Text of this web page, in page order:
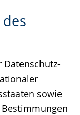
sowie